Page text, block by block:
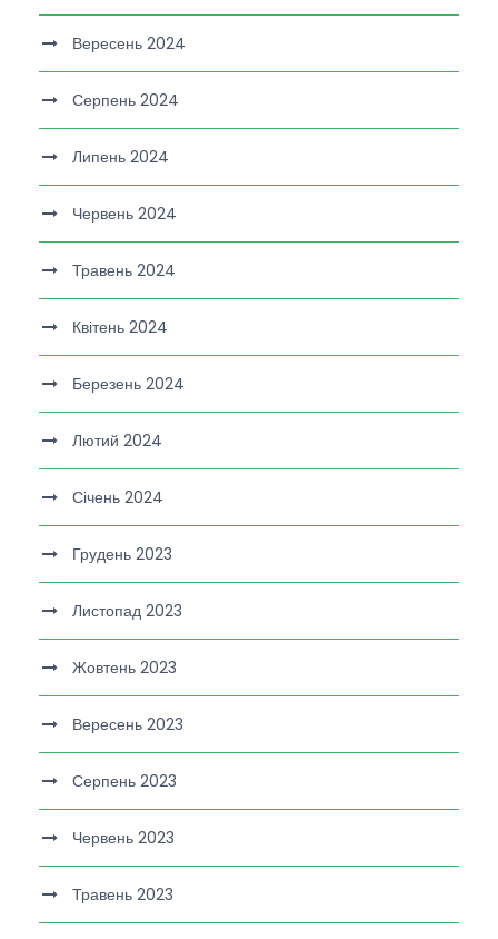
Вересень 2024
Серпень 2024
Липень 2024
Червень 2024
Травень 2024
Квітень 2024
Березень 2024
Лютий 2024
Січень 2024
Грудень 2023
Листопад 2023
Жовтень 2023
Вересень 2023
Серпень 2023
Червень 2023
Травень 2023